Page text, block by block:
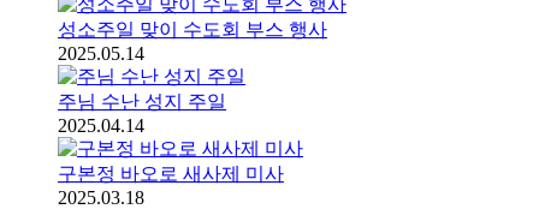
성소주일 맞이 수도회 부스 행사
2025.05.14
주님 수난 성지 주일
2025.04.14
구본정 바오로 새사제 미사
2025.03.18